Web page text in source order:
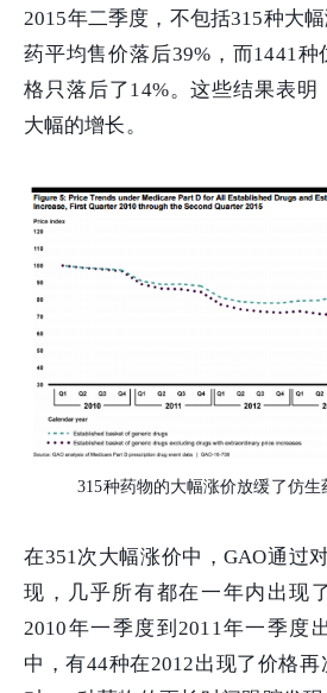
2015年二季度，不包括315种大
药平均售价落后39%，而1441
格只落后了14%。这些结果表明
大幅的增长。
315种药物的大幅涨价放缓了仿
在351次大幅涨价中，GAO通过
现，几乎所有都在一年内出现
2010年一季度到2011年一季度
中，有44种在2012出现了价格